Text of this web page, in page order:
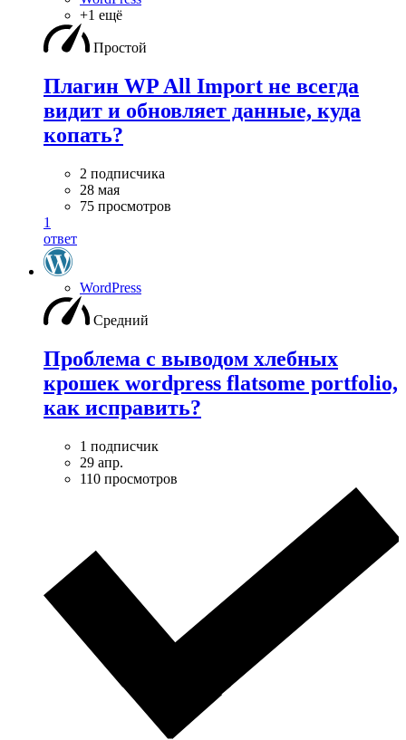
+1 ещё
Простой
Плагин WP All Import не всегда
видит и обновляет данные, куда
копать?
2 подписчика
28 мая
75 просмотров
1
ответ
WordPress
Средний
Проблема с выводом хлебных
крошек wordpress flatsome portfolio,
как исправить?
1 подписчик
29 апр.
110 просмотров